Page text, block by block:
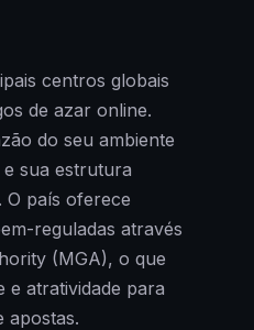
centros globais
de azar online.
do seu ambiente
sua estrutura
O país oferece
reguladas através
(MGA), o que
e atratividade para
apostas.